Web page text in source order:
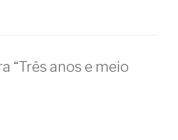
“Três anos e meio